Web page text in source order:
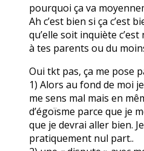
pourquoi ça va
Ah c’est bien si ça c’est
qu’elle soit inquiète
à tes parents ou du
Oui tkt pas, ça me pose
1) Alors au fond de moi
me sens mal mais en
d’égoïsme parce que je
que je devrai aller bien.
pratiquement nul part..